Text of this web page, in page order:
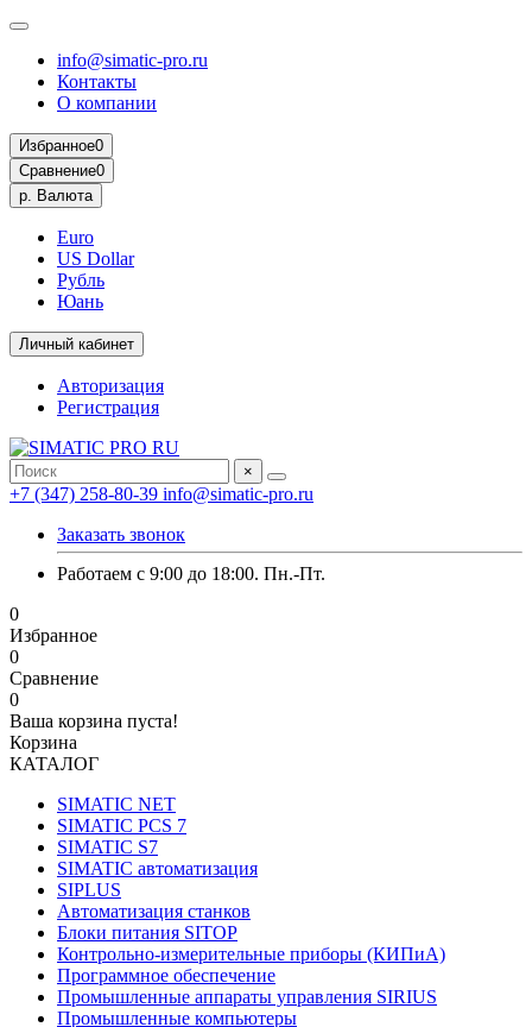
info@simatic-pro.ru
Контакты
О компании
Избранное0
Сравнение0
р. Валюта
Euro
US Dollar
Рубль
Юань
Личный кабинет
Авторизация
Регистрация
×
+7 (347) 258-80-39 info@simatic-pro.ru
Заказать звонок
Работаем с 9:00 до 18:00. Пн.-Пт.
0
Избранное
0
Сравнение
0
Ваша корзина пуста!
Корзина
КАТАЛОГ
SIMATIC NET
SIMATIC PCS 7
SIMATIC S7
SIMATIC автоматизация
SIPLUS
Автоматизация станков
Блоки питания SITOP
Контрольно-измерительные приборы (КИПиА)
Программное обеспечение
Промышленные аппараты управления SIRIUS
Промышленные компьютеры